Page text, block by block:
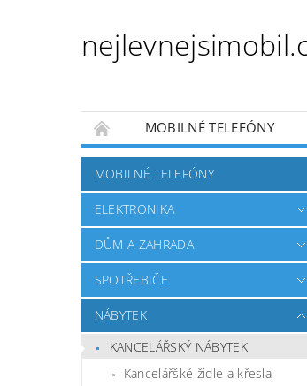
MOBILNÉ TELEFÓNY
PRO DĚTI
PRO ZVÍŘATA
OBCHODNÍ PODMÍNKY
MOBILNÉ TELEFÓNY
ELEKTRONIKA
DŮM A ZAHRADA
SPOTŘEBIČE
NÁBYTEK
KANCELÁŘSKÝ NÁBYTEK
Kancelářšké židle a křesla